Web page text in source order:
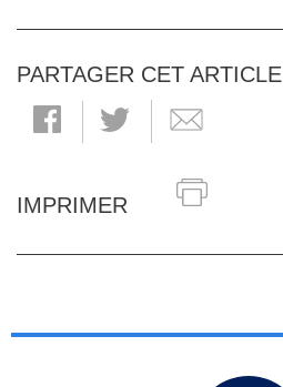
PARTAGER CET ARTICLE
IMPRIMER